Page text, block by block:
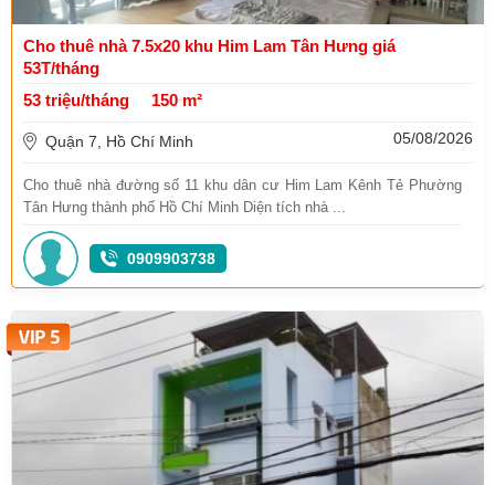
Cho thuê nhà 7.5x20 khu Him Lam Tân Hưng giá
53T/tháng
53 triệu/tháng
150 m²
Quận 7, Hồ Chí Minh 05/08/2026
Cho thuê nhà đường số 11 khu dân cư Him Lam Kênh Tẻ Phường
Tân Hưng thành phố Hồ Chí Minh Diện tích nhà ...
0909903738